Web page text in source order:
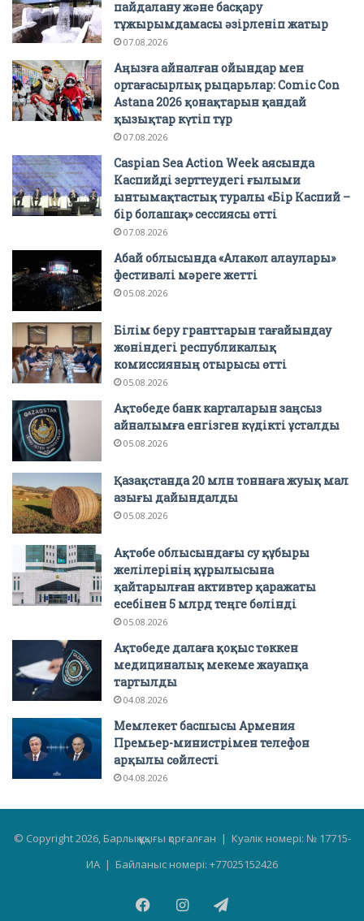
пайдалану және басқару
тұжырымдамасы әзірленіп жатыр
07.08.2026
Аңызға айналған ойындар мен
ортағасырлық рыцарьлар: Comic Con
Astana 2026 қонақтарын қандай
қызықтар күтіп тұр
07.08.2026
Caspian Sea Action Week аясында
Каспийді зерттеудегі ғылыми
ынтымақтастық туралы «Бір Каспий –
бір болашақ» сессиясы өтті
07.08.2026
Абай облысында «Алакөл алаулары»
фестивалі мәреге жетті
05.08.2026
Білім беру гранттарын тағайындау
жөніндегі республикалық
комиссияның отырысы өтті
05.08.2026
Ақтөбеде банк карталарын заңсыз
айналымға енгізген күдікті ұсталды
05.08.2026
Қазақстанда 20 млн тоннаға жуық мал
азығы дайындалды
05.08.2026
Ақтөбе облысындағы су құбыры
желілерінің құрылысына
қайтарылған активтер қаражаты
есебінен 5 млрд теңге бөлінді
05.08.2026
Ақтөбеде далаға қоқыс төккен
медициналық мекеме жауапқа
тартылды
04.08.2026
Мемлекет басшысы Армения
Премьер-министрімен телефон
арқылы сөйлесті
04.08.2026
© Copyright 2026, Барлық құқығы қорғалған | Куәлік номері: № 17715-
ИА | Байланыс номері: +77025152426
FacebookInstagramTelegram